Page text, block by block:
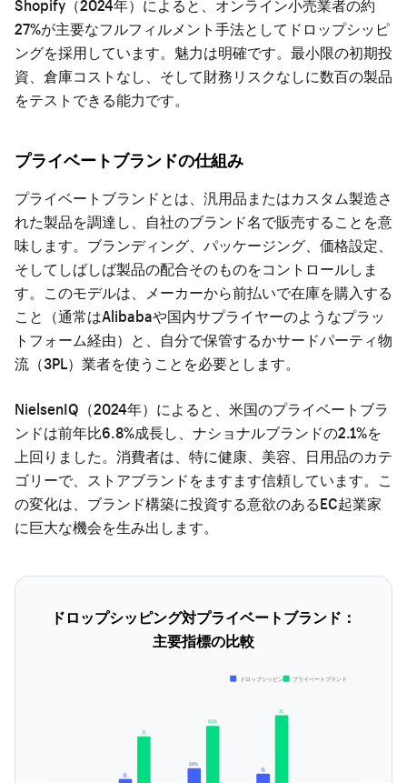
Shopify（2024年）によると、オンライン小売業者の約
27%が主要なフルフィルメント手法としてドロップシッピ
ングを採用しています。魅力は明確です。最小限の初期投
資、倉庫コストなし、そして財務リスクなしに数百の製品
をテストできる能力です。
プライベートブランドの仕組み
プライベートブランドとは、汎用品またはカスタム製造さ
れた製品を調達し、自社のブランド名で販売することを意
味します。ブランディング、パッケージング、価格設定、
そしてしばしば製品の配合そのものをコントロールしま
す。このモデルは、メーカーから前払いで在庫を購入する
こと（通常はAlibabaや国内サプライヤーのようなプラッ
トフォーム経由）と、自分で保管するかサードパーティ物
流（3PL）業者を使うことを必要とします。
NielsenIQ（2024年）によると、米国のプライベートブラ
ンドは前年比6.8%成長し、ナショナルブランドの2.1%を
上回りました。消費者は、特に健康、美容、日用品のカテ
ゴリーで、ストアブランドをますます信頼しています。こ
の変化は、ブランド構築に投資する意欲のあるEC起業家
に巨大な機会を生み出します。
ドロップシッピング対プライベートブランド：
主要指標の比較
低
高
20%
55%
低
高
ドロップシッピング プライベートブランド